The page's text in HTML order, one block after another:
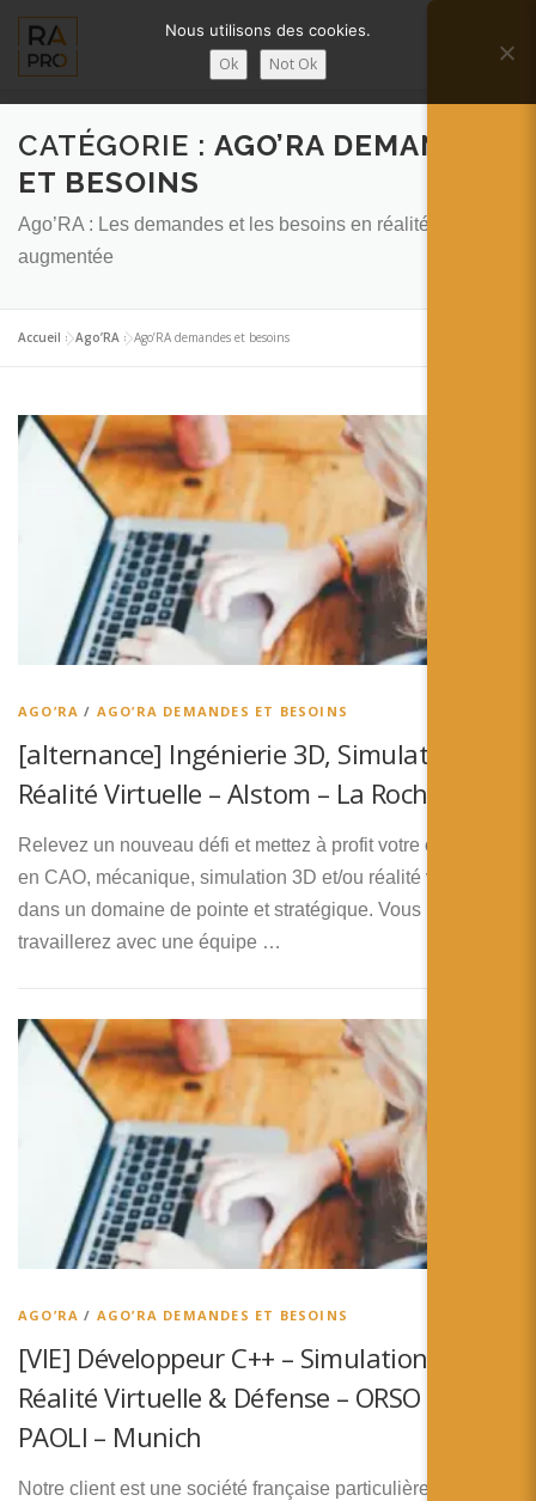
contenu
Menu
LA RÉALITÉ AUGMENTÉE ? RA’PRO
SERVICES RA’PRO ACTUALITÉ DE LA RA
Français
Deutsch
简体中文
日本語
Español
CATÉGORIE : AGO’RA DEMANDES
ET BESOINS
Ago’RA : Les demandes et les besoins en réalité
augmentée
Accueil »Ago’RA »Ago’RA demandes et besoins
AGO’RA / AGO’RA DEMANDES ET BESOINS
[alternance] Ingénierie 3D, Simulation &
Réalité Virtuelle – Alstom – La Rochelle
Relevez un nouveau défi et mettez à profit votre expertise
en CAO, mécanique, simulation 3D et/ou réalité virtuelle
dans un domaine de pointe et stratégique. Vous
travaillerez avec une équipe …
AGO’RA / AGO’RA DEMANDES ET BESOINS
[VIE] Développeur C++ – Simulation,
Réalité Virtuelle & Défense – ORSO &
PAOLI – Munich
Notre client est une société française particulièrement
Nous utilisons des cookies.
Ok Not Ok